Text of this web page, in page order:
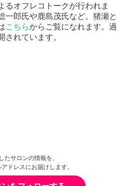
るオフレコトークが行われま
一郎氏や鹿島茂氏など。猪瀬と
こちらからご覧になれます。過
されています。
たサロンの情報を、
ドレスにお届けします。